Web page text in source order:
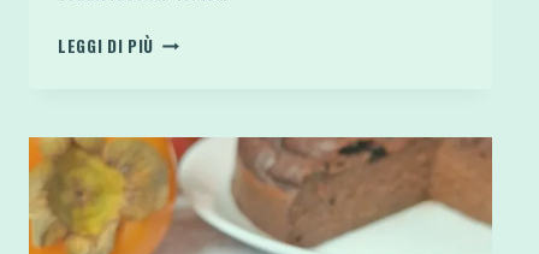
LEGGI DI PIÙ
FRAGOLE
PER
COLAZIONE
E
SPUNTINI